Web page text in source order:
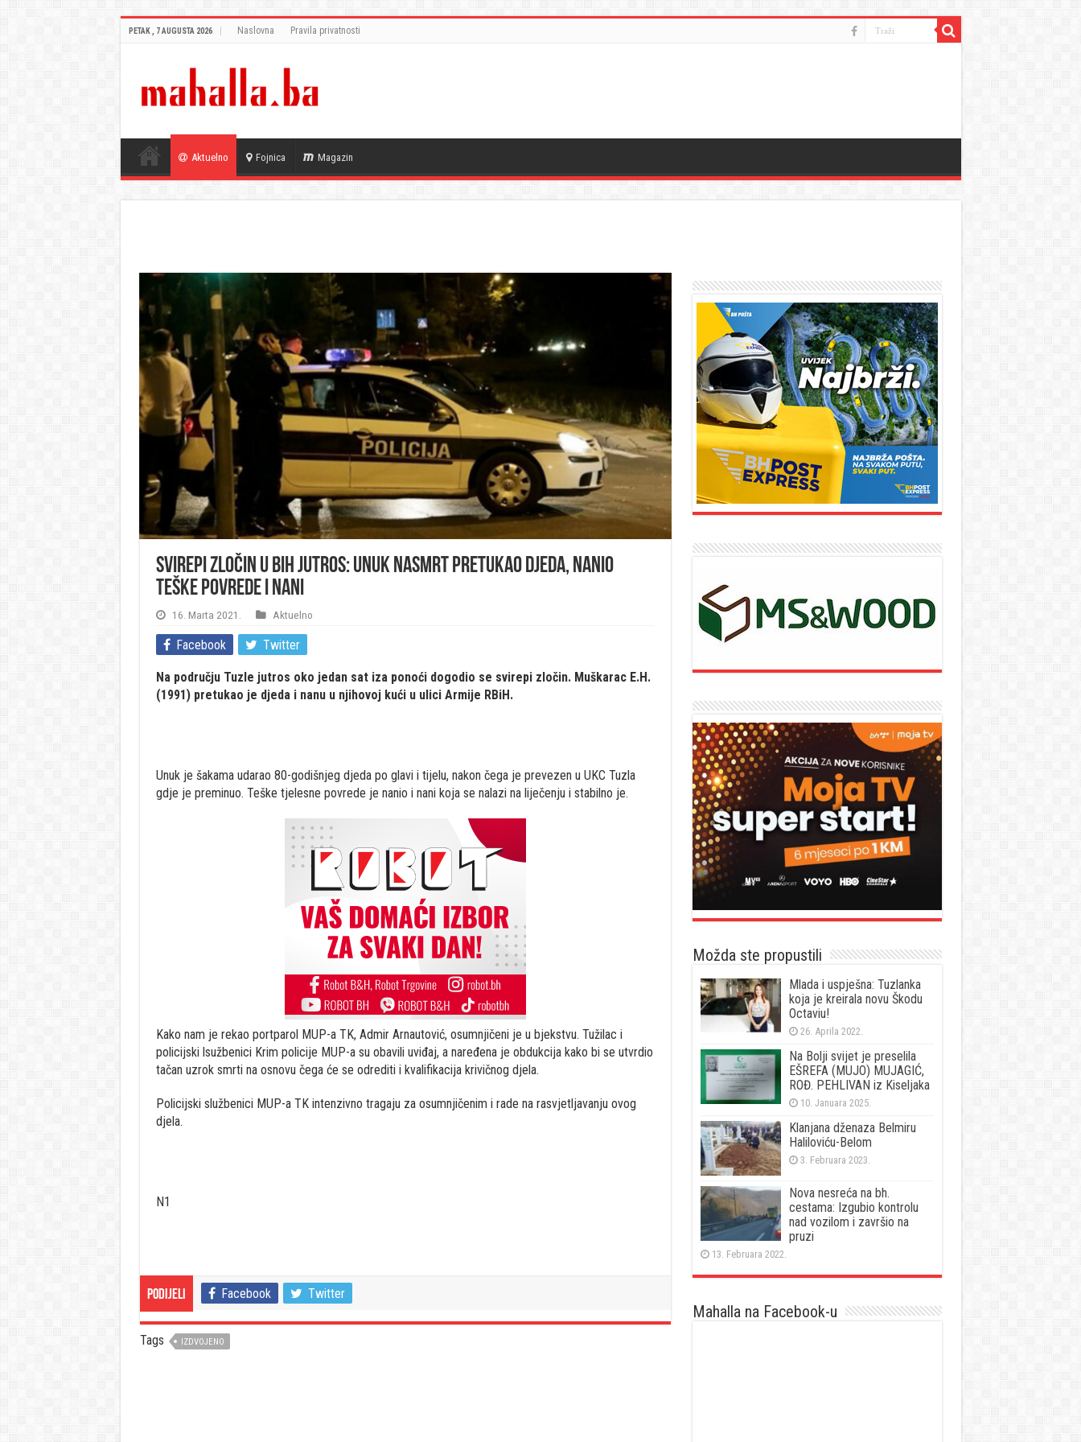
PETAK , 7 AUGUSTA 2026 Naslovna Pravila privatnosti
Aktuelno Fojnica Magazin
Svirepi zločin u BiH jutros: Unuk nasmrt pretukao djeda, nanio
teške povrede i nani
16. Marta 2021. Aktuelno
Facebook Twitter
Na području Tuzle jutros oko jedan sat iza ponoći dogodio se svirepi zločin. Muškarac E.H.
(1991) pretukao je djeda i nanu u njihovoj kući u ulici Armije RBiH.
Unuk je šakama udarao 80-godišnjeg djeda po glavi i tijelu, nakon čega je prevezen u UKC Tuzla
gdje je preminuo. Teške tjelesne povrede je nanio i nani koja se nalazi na liječenju i stabilno je.
Kako nam je rekao portparol MUP-a TK, Admir Arnautović, osumnjičeni je u bjekstvu. Tužilac i
policijski lsužbenici Krim policije MUP-a su obavili uviđaj, a naređena je obdukcija kako bi se utvrdio
tačan uzrok smrti na osnovu čega će se odrediti i kvalifikacija krivičnog djela.
Policijski službenici MUP-a TK intenzivno tragaju za osumnjičenim i rade na rasvjetljavanju ovog
djela.
N1
Podijeli Facebook Twitter
Tags IZDVOJENO
Možda ste propustili
Mlada i uspješna: Tuzlanka
koja je kreirala novu Škodu
Octaviu!
26. Aprila 2022.
Na Bolji svijet je preselila
EŠREFA (MUJO) MUJAGIĆ,
ROĐ. PEHLIVAN iz Kiseljaka
10. Januara 2025.
Klanjana dženaza Belmiru
Haliloviću-Belom
3. Februara 2023.
Nova nesreća na bh.
cestama: Izgubio kontrolu
nad vozilom i završio na
pruzi
13. Februara 2022.
Mahalla na Facebook-u